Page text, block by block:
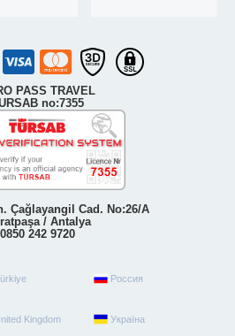
PASS TRAVEL
no:7355
Çağlayangil Cad. No:26/A
/ Antalya
0850 242 9720
Россия
Kingdom Україна